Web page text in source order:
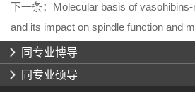
下一条： Molecular basis of
and its impact on spindle function and
同专业博导
同专业硕导